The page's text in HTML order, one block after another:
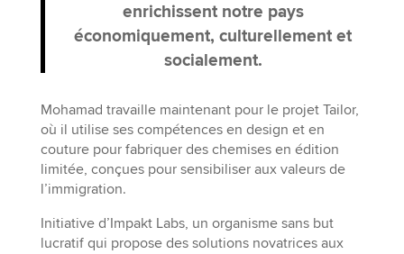
enrichissent notre pays
économiquement, culturellement et
socialement.
Mohamad travaille maintenant pour le projet Tailor,
où il utilise ses compétences en design et en
couture pour fabriquer des chemises en édition
limitée, conçues pour sensibiliser aux valeurs de
l’immigration.
Initiative d’Impakt Labs, un organisme sans but
lucratif qui propose des solutions novatrices aux